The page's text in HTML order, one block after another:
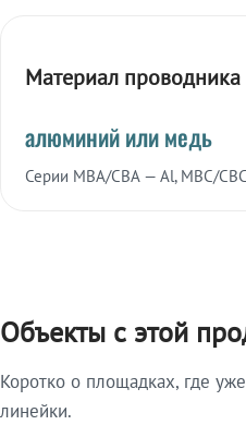
Материал проводника
алюминий или медь
Серии МВА/СВА — Al, МВС/
Объекты с этой
Коротко о площадках, где
линейки.